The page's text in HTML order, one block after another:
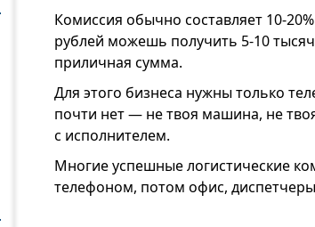
Комиссия обычно составляет 10-
рублей можешь получить 5-10
приличная сумма.
Для этого бизнеса нужны только
почти нет — не твоя машина, не
с исполнителем.
Многие успешные логистические
телефоном, потом офис,